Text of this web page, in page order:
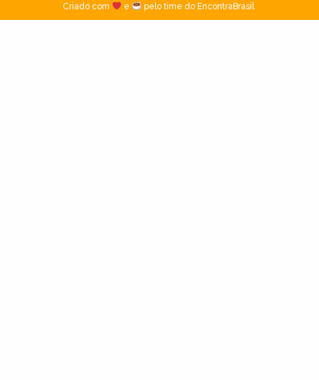
Criado com
e pelo time do EncontraBrasil